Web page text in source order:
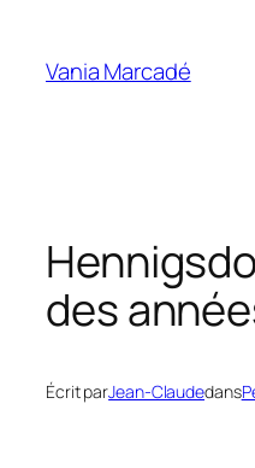
contenu
Vania Marcadé
des
Écrit parJean-Claudedans